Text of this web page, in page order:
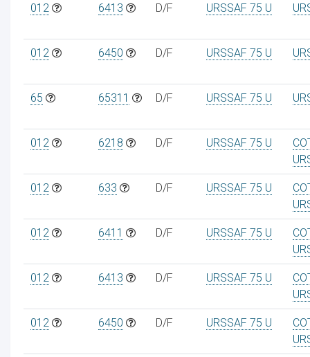
012 6413 D/F URSSAF 75 U
012 6450 D/F URSSAF 75 U
65 65311 D/F URSSAF 75 U
012 6218 D/F URSSAF 75 U
012 633 D/F URSSAF 75 U
012 6411 D/F URSSAF 75 U
012 6413 D/F URSSAF 75 U
012 6450 D/F URSSAF 75 U